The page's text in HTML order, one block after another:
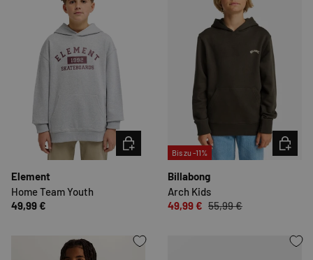
Element
Home Team Youth
49,99 €
OPTIONEN AUSWÄHLEN
Bis zu -11%
Billabong
Arch Kids
49,99 € 55,99 €